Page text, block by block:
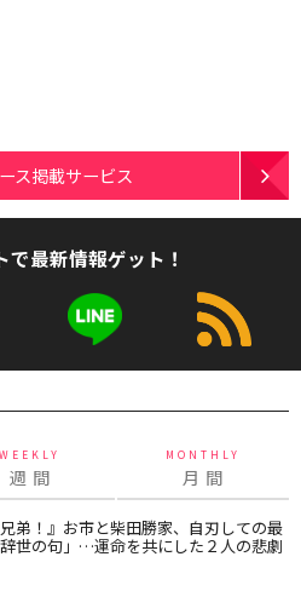
ス掲載サービス
で最新情報ゲット！
WEEKLY
週 間
MONTHLY
月 間
兄弟！』お市と柴田勝家、自刃しての最
世の句」…運命を共にした２人の悲劇